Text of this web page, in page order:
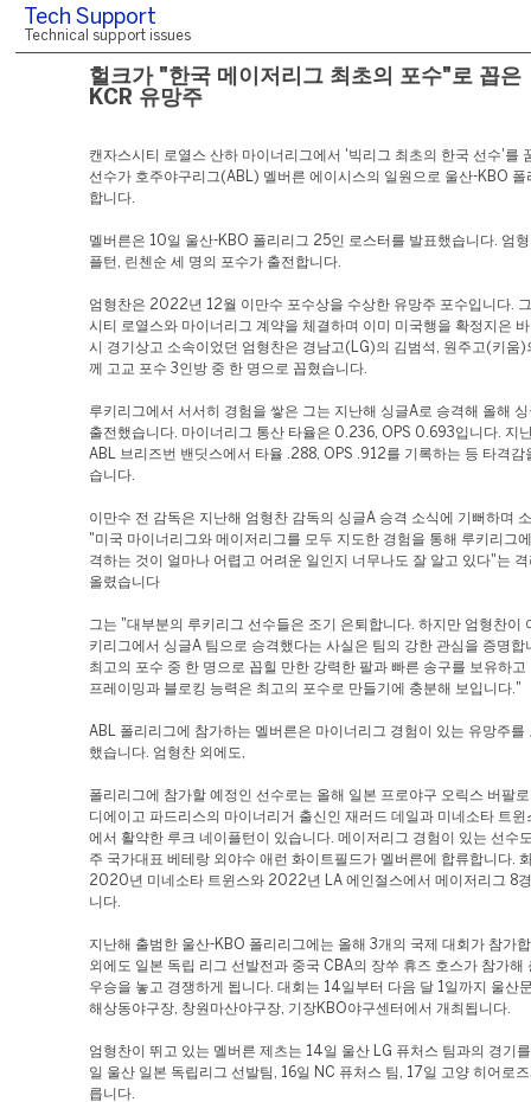
Tech Support
Technical support issues
헐크가 "한국 메이저리그 최초의 포수"로 꼽은
KCR 유망주
캔자스시티 로열스 산하 마이너리그에서 '빅리그 최초의 한국 선수'를
선수가 호주야구리그(ABL) 멜버른 에이시스의 일원으로 울산-KBO 폴
합니다.
멜버른은 10일 울산-KBO 폴리리그 25인 로스터를 발표했습니다. 엄
플턴, 린첸순 세 명의 포수가 출전합니다.
엄형찬은 2022년 12월 이만수 포수상을 수상한 유망주 포수입니다.
시티 로열스와 마이너리그 계약을 체결하며 이미 미국행을 확정지은
시 경기상고 소속이었던 엄형찬은 경남고(LG)의 김범석, 원주고(키움)
께 고교 포수 3인방 중 한 명으로 꼽혔습니다.
루키리그에서 서서히 경험을 쌓은 그는 지난해 싱글A로 승격해 올해
출전했습니다. 마이너리그 통산 타율은 0.236, OPS 0.693입니다. 지
ABL 브리즈번 밴딧스에서 타율 .288, OPS .912를 기록하는 등 타격감
습니다.
이만수 전 감독은 지난해 엄형찬 감독의 싱글A 승격 소식에 기뻐하며
"미국 마이너리그와 메이저리그를 모두 지도한 경험을 통해 루키리그
격하는 것이 얼마나 어렵고 어려운 일인지 너무나도 잘 알고 있다"는
올렸습니다
그는 "대부분의 루키리그 선수들은 조기 은퇴합니다. 하지만 엄형찬이
키리그에서 싱글A 팀으로 승격했다는 사실은 팀의 강한 관심을 증명합
최고의 포수 중 한 명으로 꼽힐 만한 강력한 팔과 빠른 송구를 보유하고
프레이밍과 블로킹 능력은 최고의 포수로 만들기에 충분해 보입니다."
ABL 폴리리그에 참가하는 멜버른은 마이너리그 경험이 있는 유망주를
했습니다. 엄형찬 외에도,
폴리리그에 참가할 예정인 선수로는 올해 일본 프로야구 오릭스 버팔
디에이고 파드리스의 마이너리거 출신인 재러드 데일과 미네소타 트윈
에서 활약한 루크 네이플턴이 있습니다. 메이저리그 경험이 있는 선수
주 국가대표 베테랑 외야수 애런 화이트필드가 멜버른에 합류합니다.
2020년 미네소타 트윈스와 2022년 LA 에인절스에서 메이저리그 8
니다.
지난해 출범한 울산-KBO 폴리리그에는 올해 3개의 국제 대회가 참가
외에도 일본 독립 리그 선발전과 중국 CBA의 장쑤 휴즈 호스가 참가해
우승을 놓고 경쟁하게 됩니다. 대회는 14일부터 다음 달 1일까지 울산
해상동야구장, 창원마산야구장, 기장KBO야구센터에서 개최됩니다.
엄형찬이 뛰고 있는 멜버른 제츠는 14일 울산 LG 퓨처스 팀과의 경기
일 울산 일본 독립리그 선발팀, 16일 NC 퓨처스 팀, 17일 고양 히어로
릅니다.